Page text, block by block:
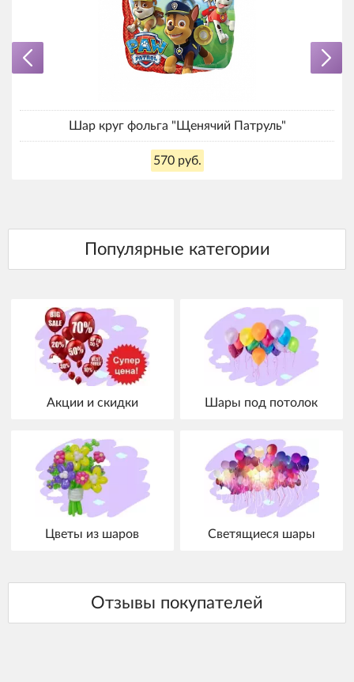
Шар круг фольга "Щенячий Патруль"
570 руб.
Акции и скидки Шары под потолок
Цветы из шаров Светящиеся шары